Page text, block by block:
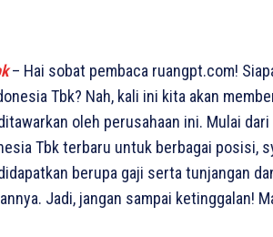
– Hai sobat pembaca ruangpt.com!
Tbk? Nah, kali ini kita akan
oleh perusahaan ini. Mulai
Tbk terbaru untuk berbagai posisi,
berupa gaji serta tunjangan
Jadi, jangan sampai ketinggalan!